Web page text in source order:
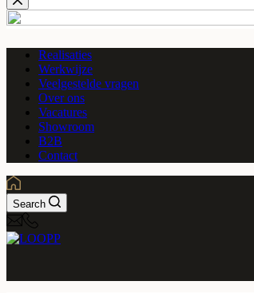
Realisaties
Werkwijze
Veelgestelde vragen
Over ons
Vacatures
Showroom
B2B
Contact
Search